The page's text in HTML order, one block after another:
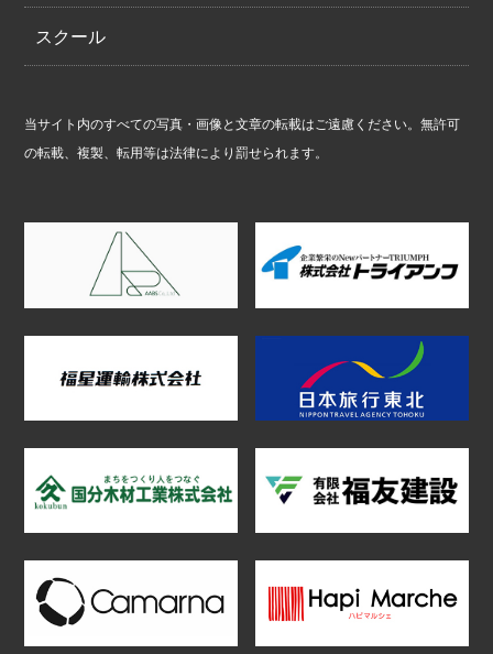
スクール
当サイト内のすべての写真・画像と文章の転載はご遠慮ください。無許可
の転載、複製、転用等は法律により罰せられます。